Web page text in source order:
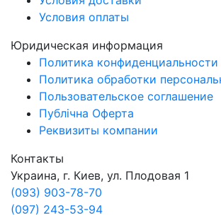
Условия оплаты
Юридическая информация
Политика конфиденциальности
Политика обработки
Пользовательское соглашение
Публічна Оферта
Реквизиты компании
Контакты
Украина, г. Киев, ул. Плодовая 1
(093) 903-78-70
(097) 243-53-94